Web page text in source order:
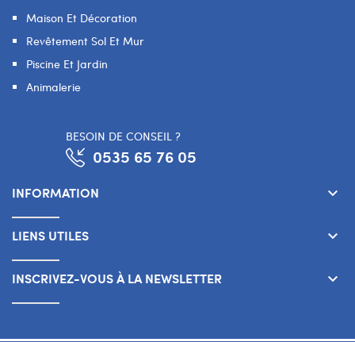
Maison Et Décoration
Revêtement Sol Et Mur
Piscine Et Jardin
Animalerie
BESOIN DE CONSEIL ?
0535 65 76 05
INFORMATION keyboard_arrow_down
LIENS UTILES keyboard_arrow_down
INSCRIVEZ-VOUS À LA NEWSLETTER keyboard_arrow_down